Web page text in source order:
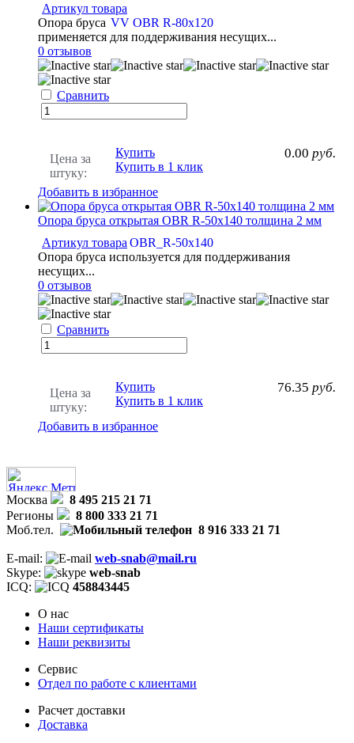
Артикул товара
VV OBR R-80x120
Опора бруса
применяется для поддерживания несущих...
0 отзывов
Сравнить
Цена за
штуку:
0.00 руб.
Купить
Купить в 1 клик
Добавить в избранное
Опора бруса открытая OBR R-50x140 толщина 2 мм
Артикул товара OBR_R-50х140
Опора бруса используется для поддерживания
несущих...
0 отзывов
Сравнить
Цена за
штуку:
76.35 руб.
Купить
Купить в 1 клик
Добавить в избранное
Москва
8 495 215 21 71
Регионы
8 800 333 21 71
Моб.тел.
8 916 333 21 71
E-mail:
web-snab@mail.ru
Skype:
web-snab
ICQ:
458843445
О нас
Наши сертификаты
Наши реквизиты
Сервис
Отдел по работе с клиентами
Расчет доставки
Доставка